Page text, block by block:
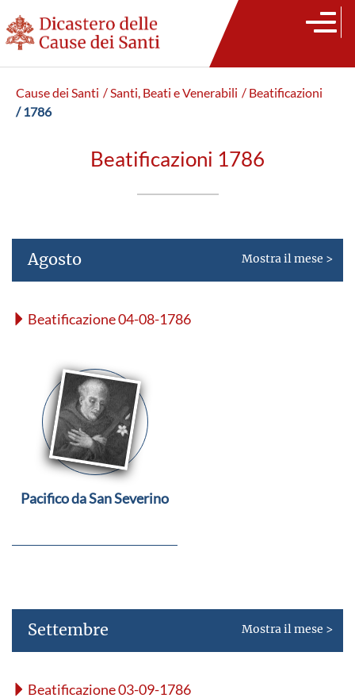
Cause dei Santi / Santi, Beati e Venerabili / Beatificazioni
/ 1786
Beatificazioni 1786
Agosto Mostra il mese >
Beatificazione 04-08-1786
Pacifico da San Severino
Settembre Mostra il mese >
Beatificazione 03-09-1786